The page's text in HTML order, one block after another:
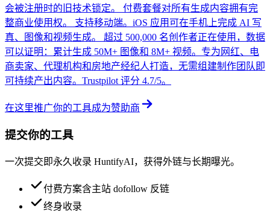
会被注册时的旧技术锁定。 付费套餐对所有生成内容拥有完
整商业使用权。 支持移动端。iOS 应用可在手机上完成 AI 写
真、图像和视频生成。 超过 500,000 名创作者正在使用，数据
可以证明：累计生成 50M+ 图像和 8M+ 视频。专为网红、电
商卖家、代理机构和房地产经纪人打造，无需组建制作团队即
可持续产出内容。Trustpilot 评分 4.7/5。
在这里推广你的工具成为赞助商
提交你的工具
一次提交即永久收录 HuntifyAI，获得外链与长期曝光。
付费方案含主站 dofollow 反链
终身收录